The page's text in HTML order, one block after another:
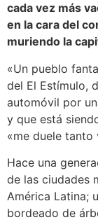
cada vez más
en la cara del
muriendo la
«Un pueblo
del El Estímulo,
automóvil por
y que está
«me duele tanto
Hace una
de las ciudades
América Latina;
bordeado de